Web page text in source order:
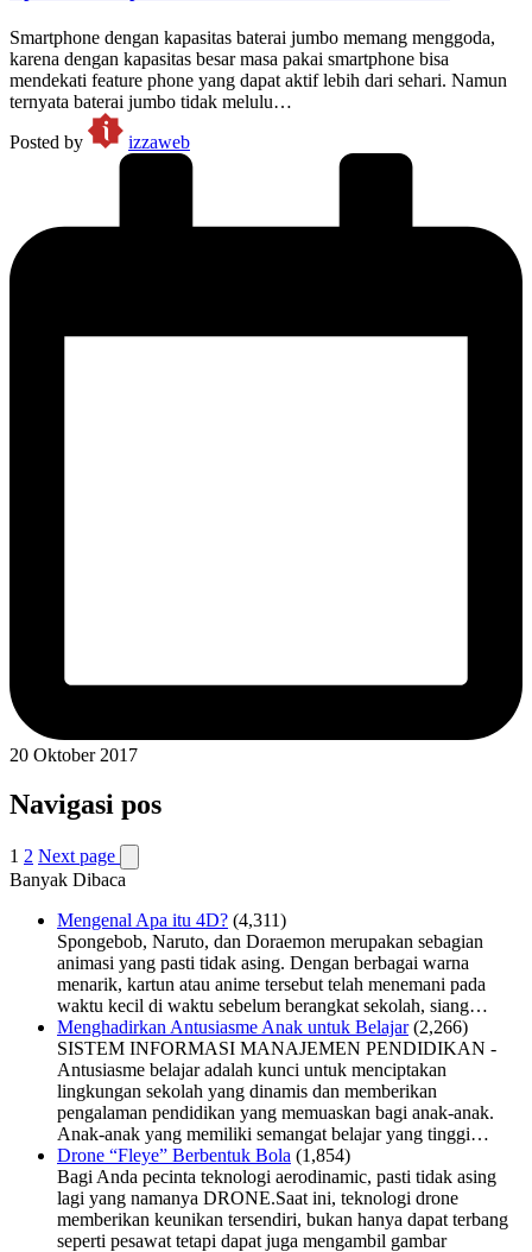
Smartphone dengan kapasitas baterai jumbo memang menggoda,
karena dengan kapasitas besar masa pakai smartphone bisa
mendekati feature phone yang dapat aktif lebih dari sehari. Namun
ternyata baterai jumbo tidak melulu…
Posted by
izzaweb
20 Oktober 2017
Navigasi pos
1 2 Next page
Banyak Dibaca
Mengenal Apa itu 4D? (4,311)
Spongebob, Naruto, dan Doraemon merupakan sebagian
animasi yang pasti tidak asing. Dengan berbagai warna
menarik, kartun atau anime tersebut telah menemani pada
waktu kecil di waktu sebelum berangkat sekolah, siang…
Menghadirkan Antusiasme Anak untuk Belajar (2,266)
SISTEM INFORMASI MANAJEMEN PENDIDIKAN -
Antusiasme belajar adalah kunci untuk menciptakan
lingkungan sekolah yang dinamis dan memberikan
pengalaman pendidikan yang memuaskan bagi anak-anak.
Anak-anak yang memiliki semangat belajar yang tinggi…
Drone “Fleye” Berbentuk Bola (1,854)
Bagi Anda pecinta teknologi aerodinamic, pasti tidak asing
lagi yang namanya DRONE.Saat ini, teknologi drone
memberikan keunikan tersendiri, bukan hanya dapat terbang
seperti pesawat tetapi dapat juga mengambil gambar